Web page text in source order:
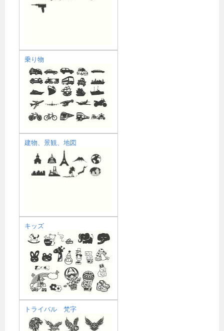
乗り物
建物、景観、地図
キッズ
トライバル 梵字